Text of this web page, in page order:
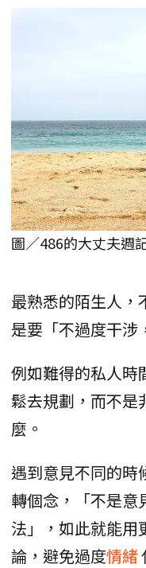
圖／486的大丈夫週
最熟悉的陌生人，
是要「不過度干涉
例如難得的私人時
鬆去規劃，而不是
麼。
遇到意見不同的時
轉個念，「不是意
法」，如此就能用
論，避免過度情緒